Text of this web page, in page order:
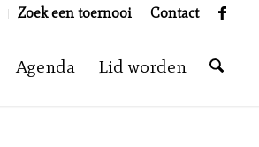
Zoek een toernooi Contact
Agenda Lid worden